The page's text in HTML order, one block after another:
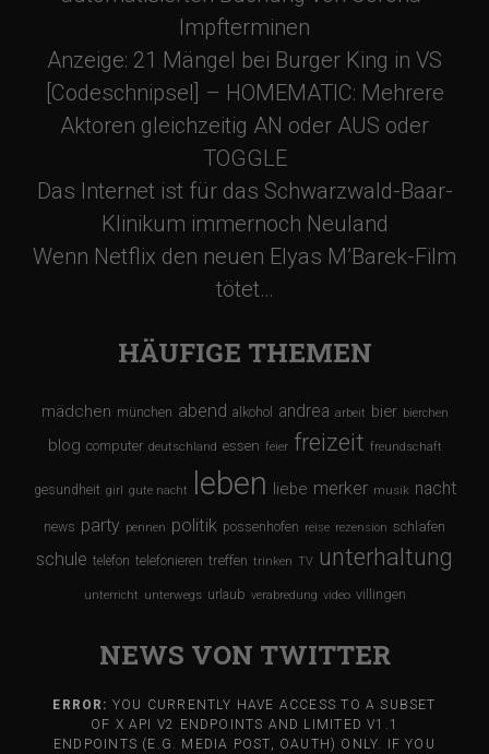
Impfterminen
Anzeige: 21 Mängel bei Burger King in VS
[Codeschnipsel] – HOMEMATIC: Mehrere
Aktoren gleichzeitig AN oder AUS oder
TOGGLE
Das Internet ist für das Schwarzwald-Baar-
Klinikum immernoch Neuland
Wenn Netflix den neuen Elyas M’Barek-Film
tötet…
HÄUFIGE THEMEN
mädchen münchen abend alkohol andrea arbeit bier bierchen
blog computer deutschland essen feier freizeit freundschaft
gesundheit girl gute nacht leben liebe merker musik nacht
news party pennen politik possenhofen reise rezension schlafen
schule telefon telefonieren treffen trinken TV unterhaltung
unterricht unterwegs urlaub verabredung video villingen
NEWS VON TWITTER
ERROR: YOU CURRENTLY HAVE ACCESS TO A SUBSET
OF X API V2 ENDPOINTS AND LIMITED V1.1
ENDPOINTS (E.G. MEDIA POST, OAUTH) ONLY. IF YOU